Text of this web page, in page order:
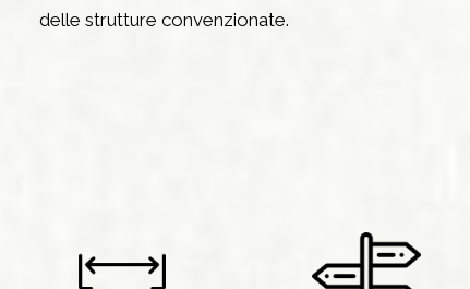
delle strutture convenzionate.